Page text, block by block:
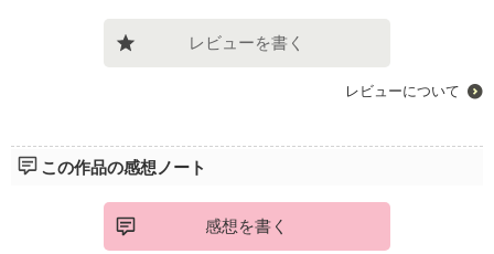
レビューを書く
レビューについて
この作品の感想ノート
感想を書く